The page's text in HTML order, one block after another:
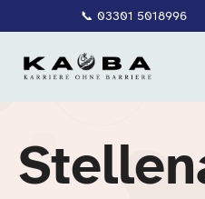
📞 03301 5018996